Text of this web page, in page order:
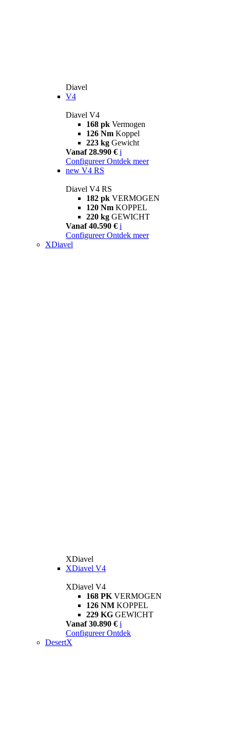
Diavel
V4
Diavel V4
168 pk Vermogen
126 Nm Koppel
223 kg Gewicht
Vanaf 28.990 € i
Configureer Ontdek meer
new V4 RS
Diavel V4 RS
182 pk VERMOGEN
120 Nm KOPPEL
220 kg GEWICHT
Vanaf 40.590 € i
Configureer Ontdek meer
XDiavel
XDiavel
XDiavel V4
XDiavel V4
168 PK VERMOGEN
126 NM KOPPEL
229 KG GEWICHT
Vanaf 30.890 € i
Configureer Ontdek
DesertX